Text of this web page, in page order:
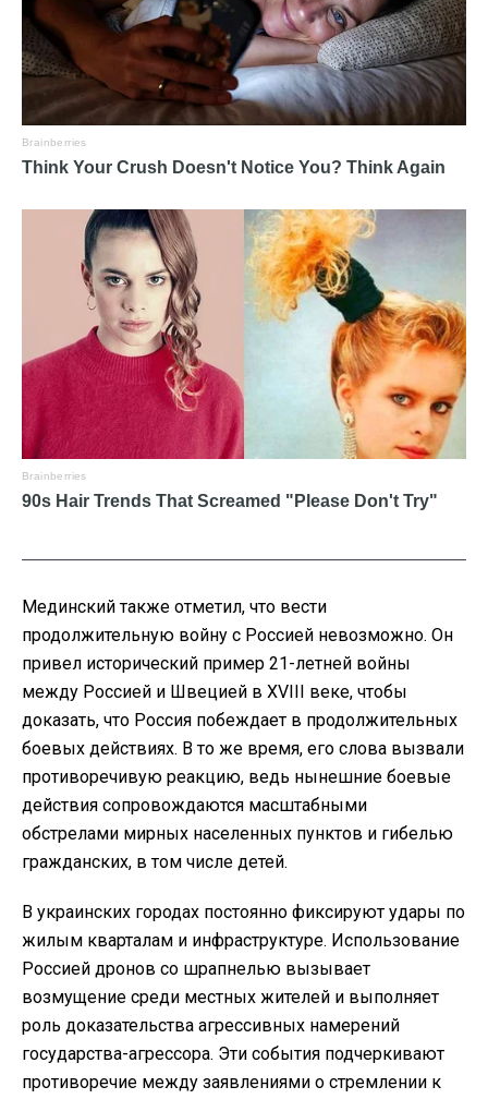
Мединский также отметил, что вести
продолжительную войну с Россией невозможно. Он
привел исторический пример 21-летней войны
между Россией и Швецией в XVIII веке, чтобы
доказать, что Россия побеждает в продолжительных
боевых действиях. В то же время, его слова вызвали
противоречивую реакцию, ведь нынешние боевые
действия сопровождаются масштабными
обстрелами мирных населенных пунктов и гибелью
гражданских, в том числе детей.
В украинских городах постоянно фиксируют удары по
жилым кварталам и инфраструктуре. Использование
Россией дронов со шрапнелью вызывает
возмущение среди местных жителей и выполняет
роль доказательства агрессивных намерений
государства-агрессора. Эти события подчеркивают
противоречие между заявлениями о стремлении к